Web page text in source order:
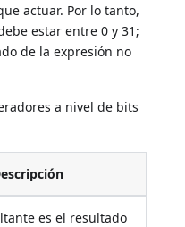
actuar. Por lo tanto,
estar entre 0 y 31;
de la expresión no
a nivel de bits
es el resultado